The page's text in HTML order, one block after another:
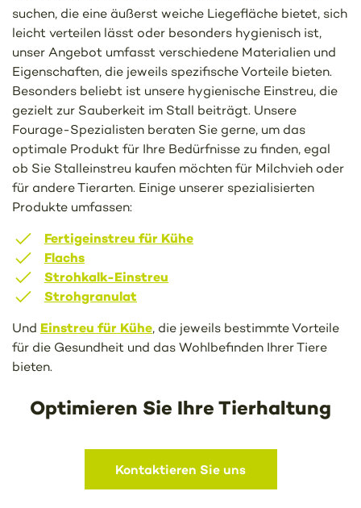
suchen, die eine äußerst weiche Liegefläche bietet, sich
leicht verteilen lässt oder besonders hygienisch ist,
unser Angebot umfasst verschiedene Materialien und
Eigenschaften, die jeweils spezifische Vorteile bieten.
Besonders beliebt ist unsere hygienische Einstreu, die
gezielt zur Sauberkeit im Stall beiträgt. Unsere
Fourage-Spezialisten beraten Sie gerne, um das
optimale Produkt für Ihre Bedürfnisse zu finden, egal
ob Sie Stalleinstreu kaufen möchten für Milchvieh oder
für andere Tierarten. Einige unserer spezialisierten
Produkte umfassen:
Fertigeinstreu für Kühe
Flachs
Strohkalk-Einstreu
Strohgranulat
Und Einstreu für Kühe, die jeweils bestimmte Vorteile
für die Gesundheit und das Wohlbefinden Ihrer Tiere
bieten.
Optimieren Sie Ihre Tierhaltung
Kontaktieren Sie uns